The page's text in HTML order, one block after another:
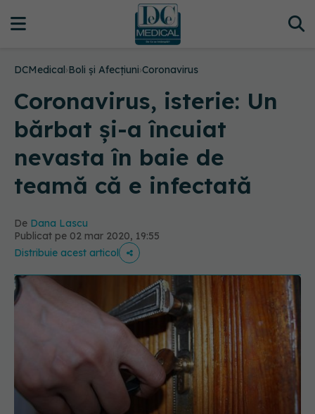
DCMedical›Boli și Afecțiuni›Coronavirus
Coronavirus, isterie: Un
bărbat și-a încuiat
nevasta în baie de
teamă că e infectată
De Dana Lascu
Publicat pe 02 mar 2020, 19:55
Distribuie acest articol